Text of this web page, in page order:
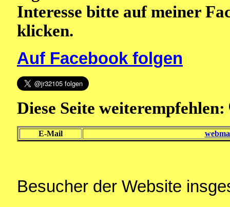
Interesse bitte auf meiner
klicken.
Auf Facebook folgen
Diese Seite weiterempfehlen:
E-Mail
Besucher der Website